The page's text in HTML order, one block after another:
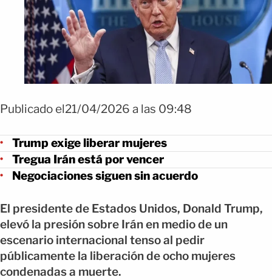
Publicado el21/04/2026 a las 09:48
Trump exige liberar mujeres
Tregua Irán está por vencer
Negociaciones siguen sin acuerdo
El presidente de Estados Unidos, Donald Trump,
elevó la presión sobre Irán en medio de un
escenario internacional tenso al pedir
públicamente la liberación de ocho mujeres
condenadas a muerte.